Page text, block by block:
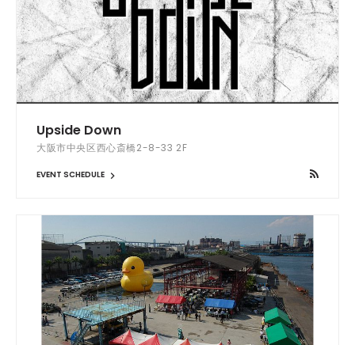
Upside Down
大阪市中央区西心斎橋2-8-33 2F
EVENT SCHEDULE